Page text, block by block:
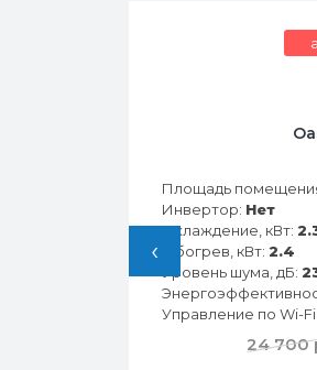
‹
Площадь
Инвертор: Нет
Охлаждение, кВт:
Обогрев, кВт: 2.4
Уровень шума, дБ:
Управление по Wi-Fi:
24 700